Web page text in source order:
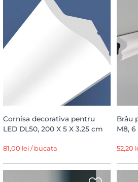
Cornisa decorativa pentru
LED DL50, 200 X 5 X 3.25 cm
81,00 lei / bucata
Brâu
M8, 6
52,20